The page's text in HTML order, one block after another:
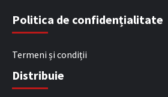
Politica de confidențialitate
Termeni și condiții
Distribuie